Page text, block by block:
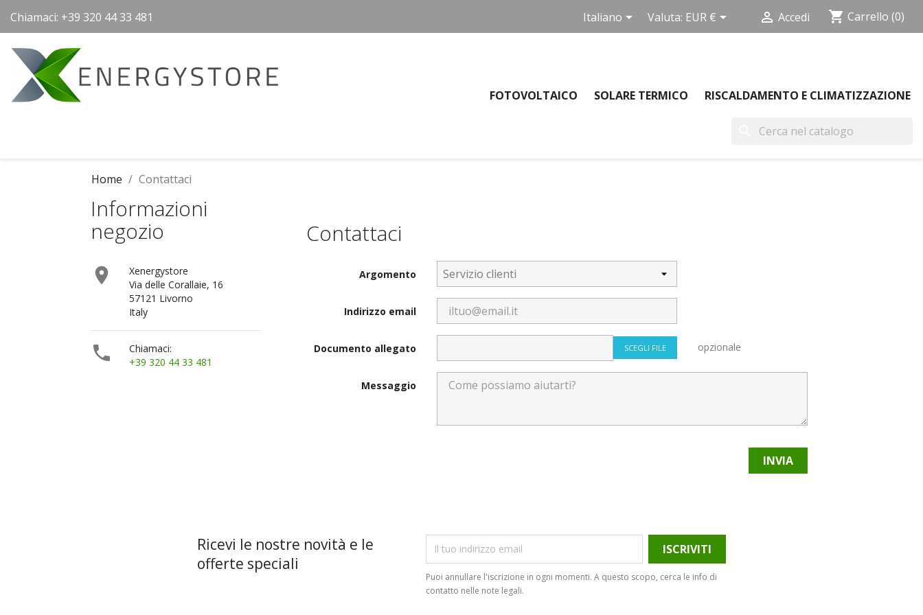
Chiamaci: +39 320 44 33 481 Italiano Valuta: EUR €  Accedi shopping_cart Carrello (0)
FOTOVOLTAICO SOLARE TERMICO RISCALDAMENTO E CLIMATIZZAZIONE
Home Contattaci
Informazioni
negozio

Xenergystore
Via delle Corallaie, 16
57121 Livorno
Italy

Chiamaci:
+39 320 44 33 481
Contattaci
Argomento
Indirizzo email
Documento allegato SCEGLI FILE opzionale
Messaggio
Ricevi le nostre novità e le
offerte speciali
Puoi annullare l'iscrizione in ogni momenti. A questo scopo, cerca le info di
contatto nelle note legali.